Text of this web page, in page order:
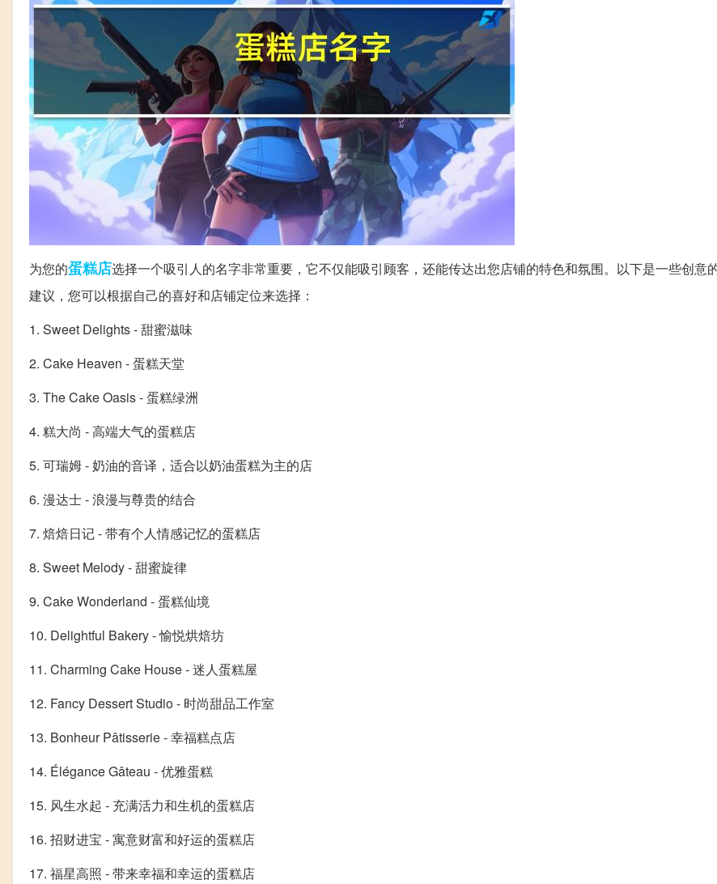
为您的蛋糕店选择一个吸引人的名字非常重要，它不仅能吸引顾客，还能传达出您店铺的特色和氛围。以下是一些创意
建议，您可以根据自己的喜好和店铺定位来选择：
1. Sweet Delights - 甜蜜滋味
2. Cake Heaven - 蛋糕天堂
3. The Cake Oasis - 蛋糕绿洲
4. 糕大尚 - 高端大气的蛋糕店
5. 可瑞姆 - 奶油的音译，适合以奶油蛋糕为主的店
6. 漫达士 - 浪漫与尊贵的结合
7. 焙焙日记 - 带有个人情感记忆的蛋糕店
8. Sweet Melody - 甜蜜旋律
9. Cake Wonderland - 蛋糕仙境
10. Delightful Bakery - 愉悦烘焙坊
11. Charming Cake House - 迷人蛋糕屋
12. Fancy Dessert Studio - 时尚甜品工作室
13. Bonheur Pâtisserie - 幸福糕点店
14. Élégance Gâteau - 优雅蛋糕
15. 风生水起 - 充满活力和生机的蛋糕店
16. 招财进宝 - 寓意财富和好运的蛋糕店
17. 福星高照 - 带来幸福和幸运的蛋糕店